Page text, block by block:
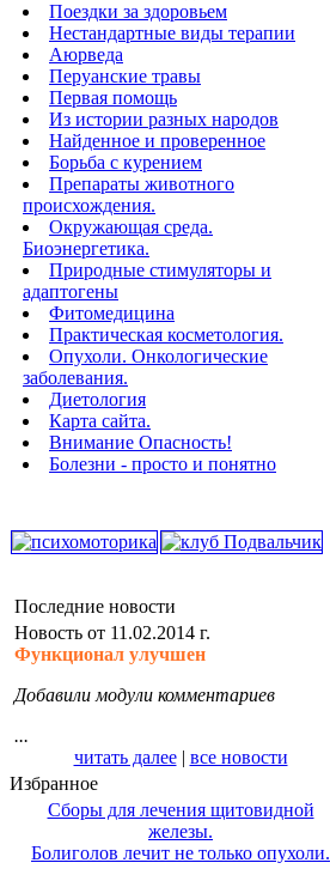
Поездки за здоровьем
Нестандартные виды терапии
Аюрведа
Перуанские травы
Первая помощь
Из истории разных народов
Найденное и проверенное
Борьба с курением
Препараты животного
происхождения.
Окружающая среда.
Биоэнергетика.
Природные стимуляторы и
адаптогены
Фитомедицина
Практическая косметология.
Опухоли. Онкологические
заболевания.
Диетология
Карта сайта.
Внимание Опасность!
Болезни - просто и понятно
Последние новости
Новость от 11.02.2014 г.
Функционал улучшен
Добавили модули комментариев
...
читать далее| все новости
Избранное
Сборы для лечения щитовидной
железы.
Болиголов лечит не только опухоли.